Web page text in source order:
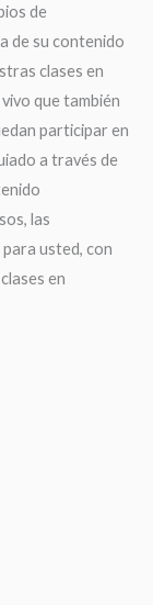
de
de su contenido
clases en
que también
participar en
a través de
las
usted, con
en